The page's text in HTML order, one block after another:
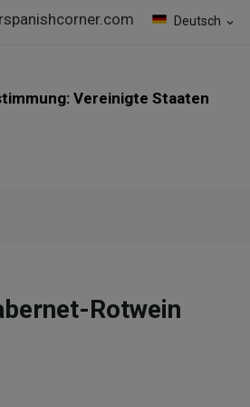
Deutsch expand_more
Vereinigte Staaten
Rotwein